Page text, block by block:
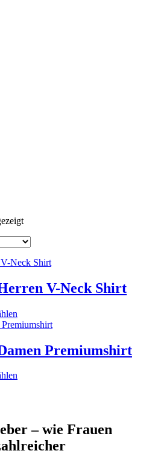
Nach
sortiert
V-Neck Shirt
Produkt
mehrere
Varianten
Die
Produktseite
gewählt
Premiumshirt
auf.
Die
Optionen
– wie Frauen